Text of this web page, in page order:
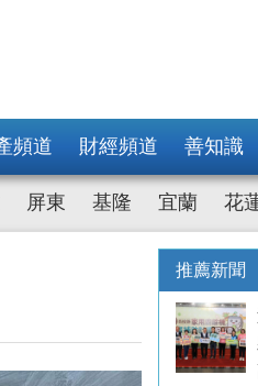
頻道 財經頻道 善知識
屏東 基隆 宜蘭 花
推薦新聞